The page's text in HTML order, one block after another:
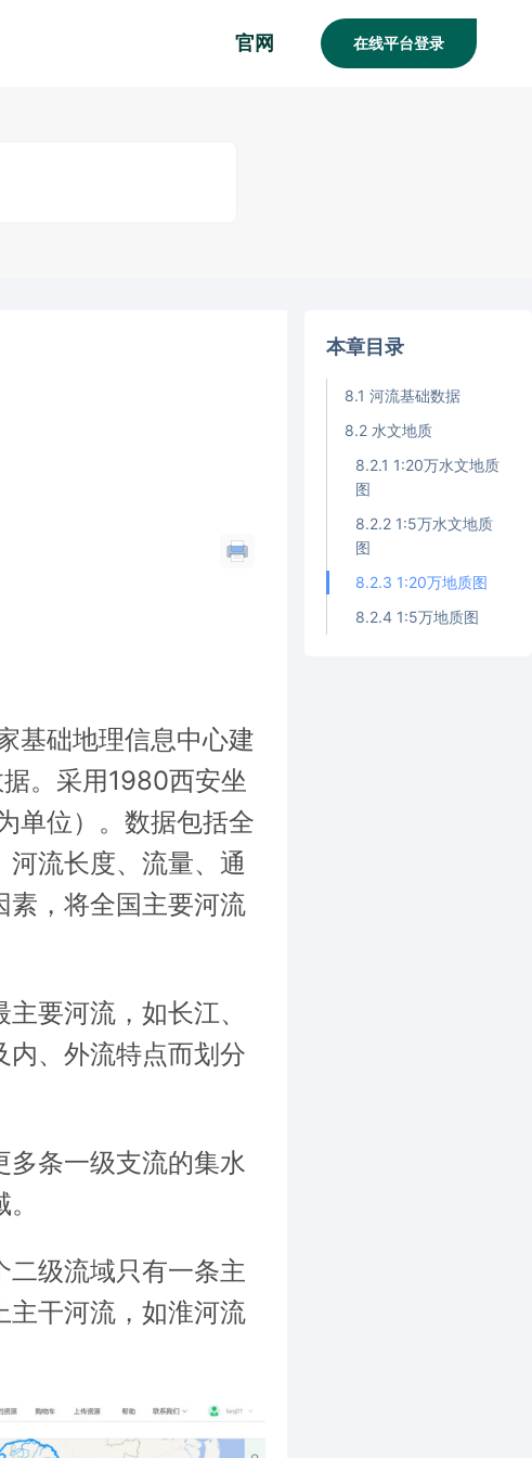
官网 在线平台登录
基础地理信息中心建
。采用1980西安坐
单位）。数据包括全
流长度、流量、通
素，将全国主要河流
要河流，如长江、
内、外流特点而划分
多条一级支流的集水
二级流域只有一条主
主干河流，如淮河流
本章目录
8.1 河流基础数据
8.2 水文地质
8.2.1 1:20万水文地质
图
8.2.2 1:5万水文地质
图
8.2.3 1:20万地质图
8.2.4 1:5万地质图